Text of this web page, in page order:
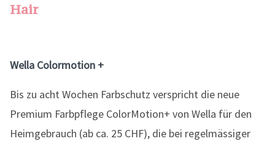
Hair
Wella Colormotion +
Bis zu acht Wochen Farbschutz verspricht die neue
Premium Farbpflege ColorMotion+ von Wella für den
Heimgebrauch (ab ca. 25 CHF), die bei regelmässiger